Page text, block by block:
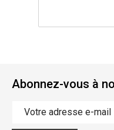
Abonnez-vous à